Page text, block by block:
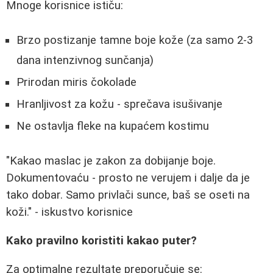
Mnoge korisnice ističu:
Brzo postizanje tamne boje kože (za samo 2-3
dana intenzivnog sunčanja)
Prirodan miris čokolade
Hranljivost za kožu - sprečava isušivanje
Ne ostavlja fleke na kupaćem kostimu
"Kakao maslac je zakon za dobijanje boje.
Dokumentovaću - prosto ne verujem i dalje da je
tako dobar. Samo privlači sunce, baš se oseti na
koži." - iskustvo korisnice
Kako pravilno koristiti kakao puter?
Za optimalne rezultate preporučuje se: